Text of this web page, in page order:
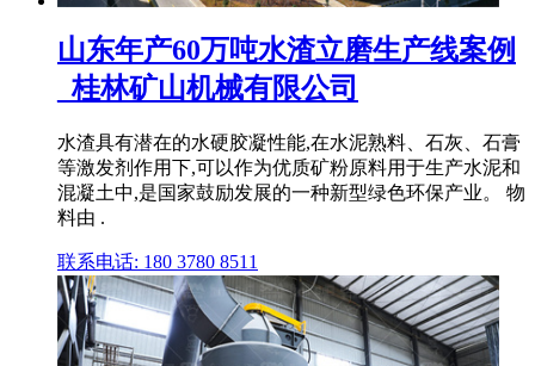
山东年产60万吨水渣立磨生产线案例
_桂林矿山机械有限公司
水渣具有潜在的水硬胶凝性能,在水泥熟料、石灰、石膏
等激发剂作用下,可以作为优质矿粉原料用于生产水泥和
混凝土中,是国家鼓励发展的一种新型绿色环保产业。 物
料由 .
联系电话: 180 3780 8511